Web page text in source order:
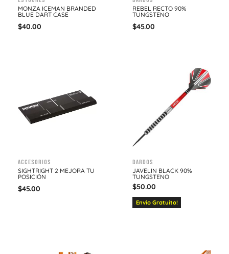
MONZA ICEMAN BRANDED
BLUE DART CASE
$40.00
REBEL RECTO 90%
TUNGSTENO
$45.00
Accesorios
SIGHTRIGHT 2 MEJORA TU
POSICIÓN
$45.00
Dardos
JAVELIN BLACK 90%
TUNGSTENO
$50.00
Envío Gratuito!